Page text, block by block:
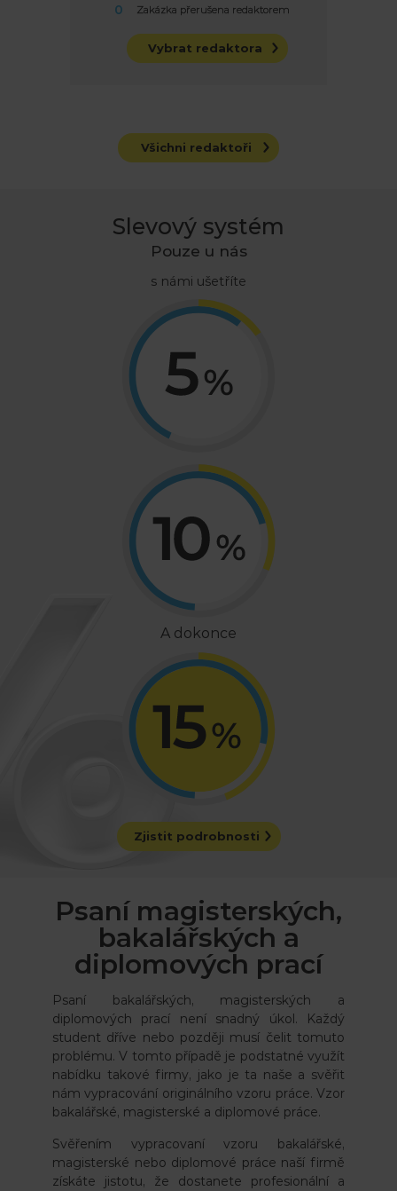
0 Zakázka přerušena redaktorem
Vybrat redaktora
Všichni redaktoři
Slevový systém
Pouze u nás
s námi ušetříte
A dokonce
Zjistit podrobnosti
Psaní magisterských,
bakalářských a
diplomových prací
Psaní bakalářských, magisterských a
diplomových prací není snadný úkol. Každý
student dříve nebo později musí čelit tomuto
problému. V tomto případě je podstatné využít
nabídku takové firmy, jako je ta naše a svěřit
nám vypracování originálního vzoru práce. Vzor
bakalářské, magisterské a diplomové práce.
Svěřením vypracovaní vzoru bakalářské,
magisterské nebo diplomové práce naší firmě
získáte jistotu, že dostanete profesionální a